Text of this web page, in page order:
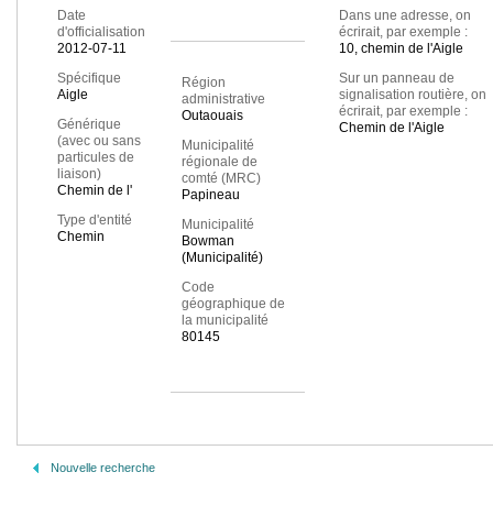
Date
d'officialisation
2012-07-11
Spécifique
Aigle
Générique
(avec ou sans
particules de
liaison)
Chemin de l'
Type d'entité
Chemin
Région
administrative
Outaouais
Municipalité
régionale de
comté (MRC)
Papineau
Municipalité
Bowman
(Municipalité)
Code
géographique de
la municipalité
80145
Dans une adresse, on
écrirait, par exemple :
10, chemin de l'Aigle
Sur un panneau de
signalisation routière, on
écrirait, par exemple :
Chemin de l'Aigle
Nouvelle recherche